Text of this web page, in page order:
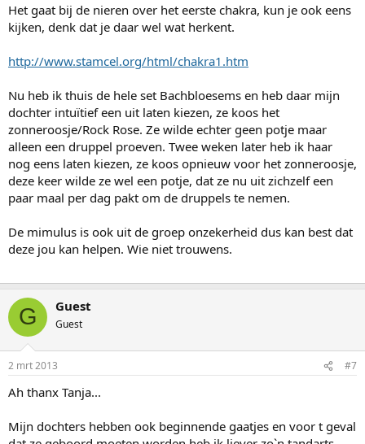
Het gaat bij de nieren over het eerste chakra, kun je ook eens
kijken, denk dat je daar wel wat herkent.
http://www.stamcel.org/html/chakra1.htm
Nu heb ik thuis de hele set Bachbloesems en heb daar mijn
dochter intuïtief een uit laten kiezen, ze koos het
zonneroosje/Rock Rose. Ze wilde echter geen potje maar
alleen een druppel proeven. Twee weken later heb ik haar
nog eens laten kiezen, ze koos opnieuw voor het zonneroosje,
deze keer wilde ze wel een potje, dat ze nu uit zichzelf een
paar maal per dag pakt om de druppels te nemen.
De mimulus is ook uit de groep onzekerheid dus kan best dat
deze jou kan helpen. Wie niet trouwens.
G Guest
Guest
2 mrt 2013 #7
Ah thanx Tanja...
Mijn dochters hebben ook beginnende gaatjes en voor t geval